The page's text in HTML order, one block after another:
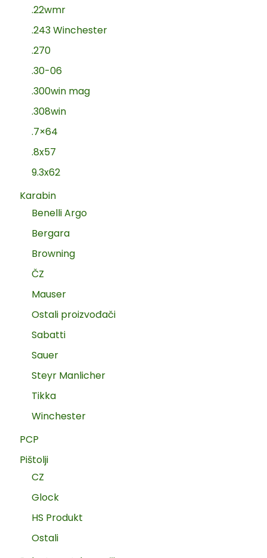
.22wmr
.243 Winchester
.270
.30-06
.300win mag
.308win
.7×64
.8x57
9.3x62
Karabin
Benelli Argo
Bergara
Browning
ČZ
Mauser
Ostali proizvođači
Sabatti
Sauer
Steyr Manlicher
Tikka
Winchester
PCP
Pištolji
CZ
Glock
HS Produkt
Ostali